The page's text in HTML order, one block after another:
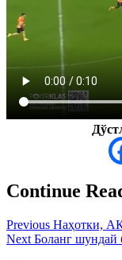
Continue
Previous Наҳотки,
Next Боланг шундай